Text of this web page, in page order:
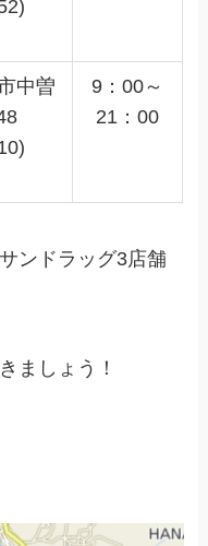
中曽
9：00～
21：00
ンドラッグ3店舗
ましょう！